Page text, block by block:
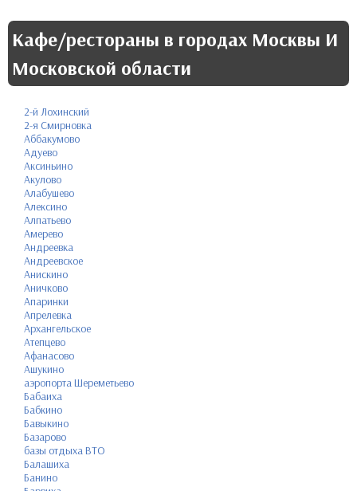
Кафе/рестораны в городах Москвы И
Московской области
2-й Лохинский
2-я Смирновка
Аббакумово
Адуево
Аксиньино
Акулово
Алабушево
Алексино
Алпатьево
Амерево
Андреевка
Андреевское
Анискино
Аничково
Апаринки
Апрелевка
Архангельское
Атепцево
Афанасово
Ашукино
аэропорта Шереметьево
Бабаиха
Бабкино
Бавыкино
Базарово
базы отдыха ВТО
Балашиха
Банино